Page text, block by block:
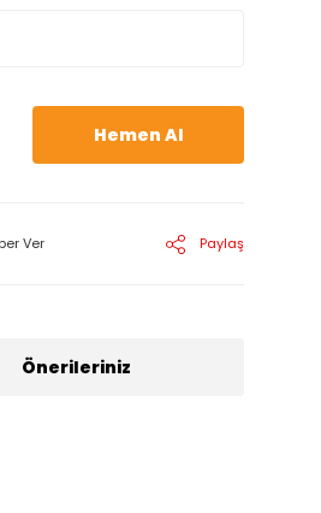
Hemen Al
Ver Paylaş
Önerileriniz